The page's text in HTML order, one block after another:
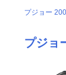
プジョー
プジョ